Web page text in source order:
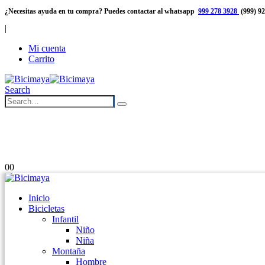
¿Necesitas ayuda en tu compra? Puedes contactar al whatsapp 999 278 3928 (999)
|
Mi cuenta
Carrito
Search
00
Inicio
Bicicletas
Infantil
Niño
Niña
Montaña
Hombre